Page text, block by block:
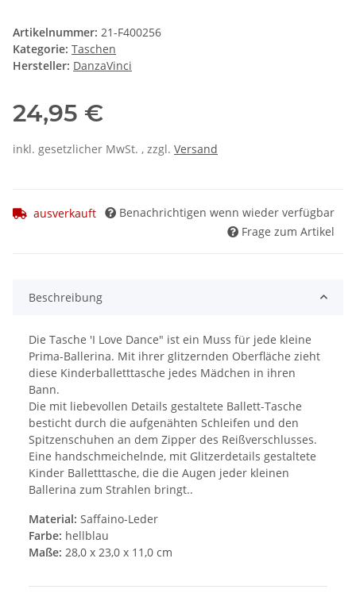
Artikelnummer: 21-F400256
Kategorie: Taschen
Hersteller: DanzaVinci
24,95 €
inkl. gesetzlicher MwSt. , zzgl. Versand
ausverkauft
Benachrichtigen wenn wieder verfügbar
Frage zum Artikel
Beschreibung
Die Tasche 'I Love Dance" ist ein Muss für jede kleine
Prima-Ballerina. Mit ihrer glitzernden Oberfläche zieht
diese Kinderballetttasche jedes Mädchen in ihren
Bann.
Die mit liebevollen Details gestaltete Ballett-Tasche
besticht durch die aufgenähten Schleifen und den
Spitzenschuhen an dem Zipper des Reißverschlusses.
Eine handschmeichelnde, mit Glitzerdetails gestaltete
Kinder Balletttasche, die die Augen jeder kleinen
Ballerina zum Strahlen bringt..
Material: Saffaino-Leder
Farbe: hellblau
Maße: 28,0 x 23,0 x 11,0 cm